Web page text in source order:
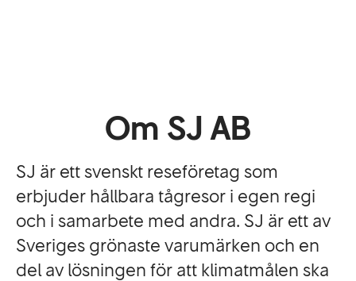
Om SJ AB
SJ är ett svenskt reseföretag som
erbjuder hållbara tågresor i egen regi
och i samarbete med andra. SJ är ett av
Sveriges grönaste varumärken och en
del av lösningen för att klimatmålen ska